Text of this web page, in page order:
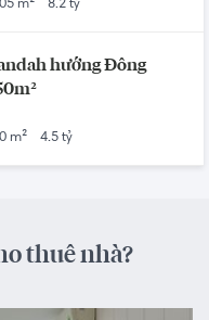
m² 8.2 tỷ
hướng Đông
m² 4.5 tỷ
thuê nhà?